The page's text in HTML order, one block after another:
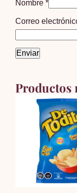
Nombre*
Correo
Productos